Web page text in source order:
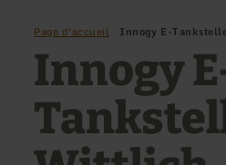
Page d'accueil Innogy E-
Innogy